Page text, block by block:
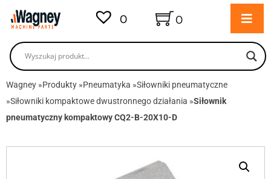
0 0
Wagney »Produkty »Pneumatyka »Siłowniki pneumatyczne
»Siłowniki kompaktowe dwustronnego działania »Siłownik
pneumatyczny kompaktowy CQ2-B-20X10-D